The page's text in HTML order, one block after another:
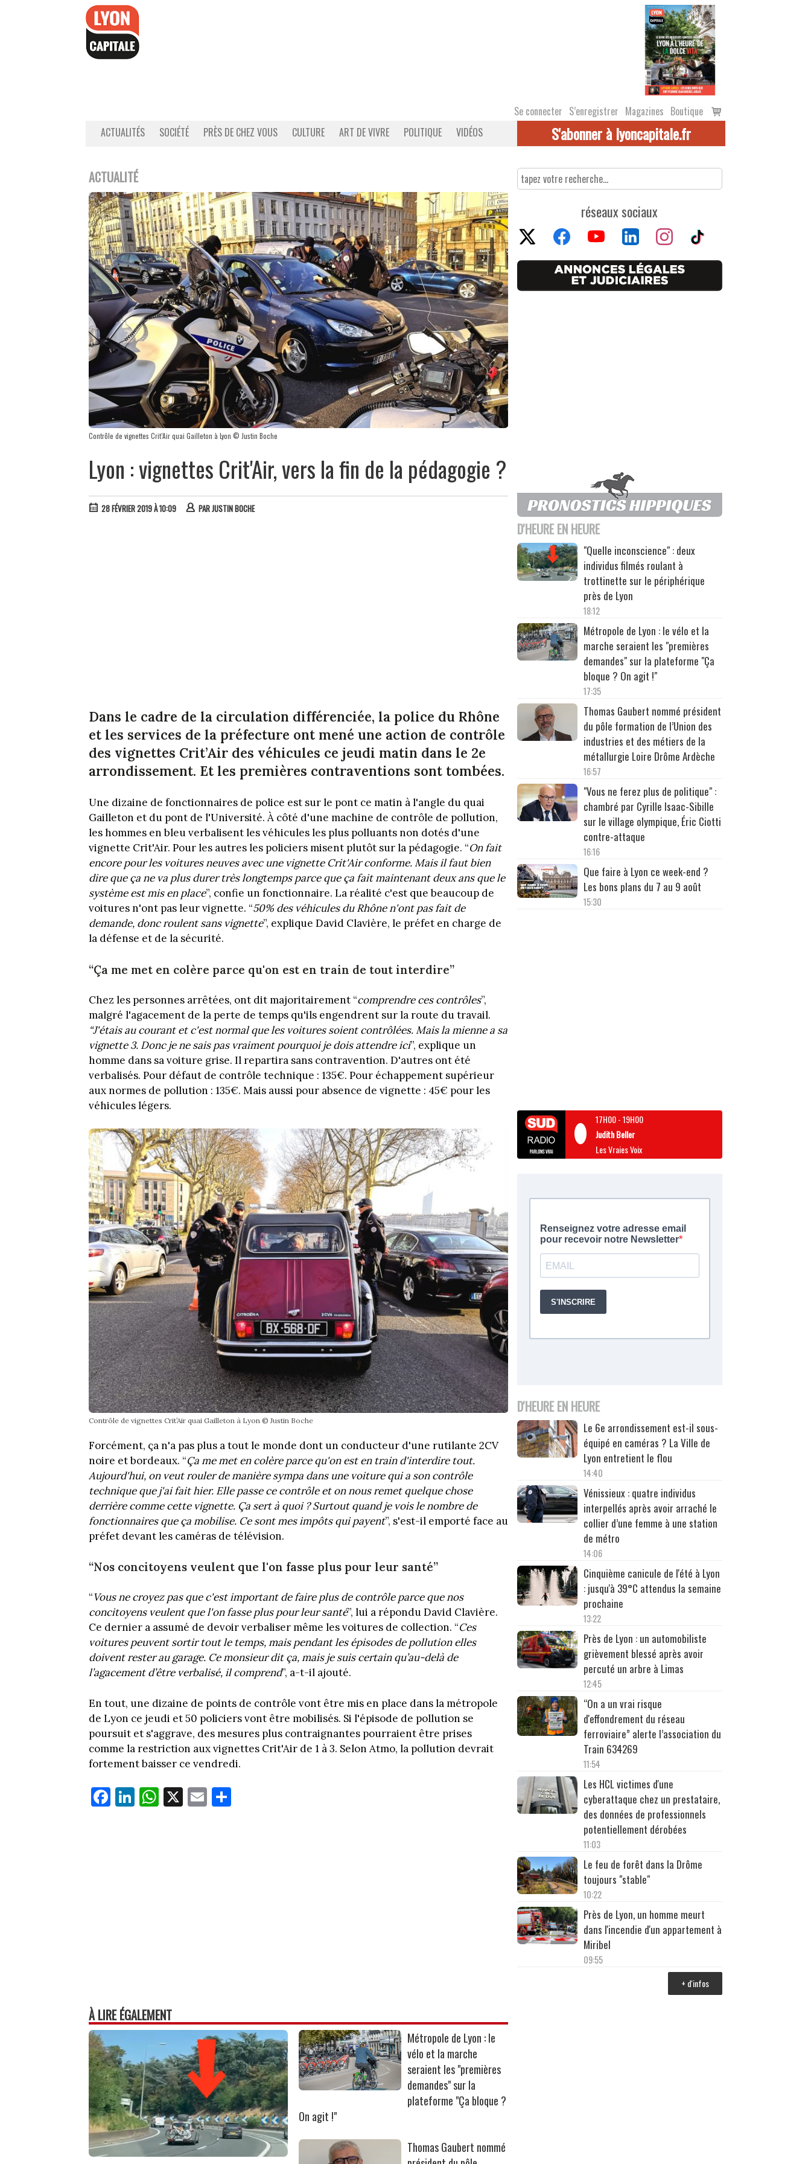
Se connecter S’enregistrer Magazines Boutique
Voir
le
ACTUALITÉS SOCIÉTÉ PRÈS DE CHEZ VOUS CULTURE ART DE VIVRE POLITIQUE VIDÉOS S'abonner à lyoncapitale.fr
ACTUALITÉ
Contrôle de vignettes Crit’Air quai Gailleton à Lyon © Justin Boche
Lyon : vignettes Crit'Air, vers la fin de la pédagogie ?
28 FÉVRIER 2019 À 10:09 PARJUSTIN BOCHE
Dans le cadre de la circulation différenciée, la police du Rhône
et les services de la préfecture ont mené une action de contrôle
des vignettes Crit’Air des véhicules ce jeudi matin dans le 2e
arrondissement. Et les premières contraventions sont tombées.
Une dizaine de fonctionnaires de police est sur le pont ce matin à l'angle du quai
Gailleton et du pont de l'Université. À côté d'une machine de contrôle de pollution,
les hommes en bleu verbalisent les véhicules les plus polluants non dotés d'une
vignette Crit'Air. Pour les autres les policiers misent plutôt sur la pédagogie. “On fait
encore pour les voitures neuves avec une vignette Crit'Air conforme. Mais il faut bien
dire que ça ne va plus durer très longtemps parce que ça fait maintenant deux ans que le
système est mis en place”, confie un fonctionnaire. La réalité c'est que beaucoup de
voitures n'ont pas leur vignette. “50% des véhicules du Rhône n'ont pas fait de
demande, donc roulent sans vignette”, explique David Clavière, le préfet en charge de
la défense et de la sécurité.
“Ça me met en colère parce qu'on est en train de tout interdire”
Chez les personnes arrêtées, ont dit majoritairement “comprendre ces contrôles”,
malgré l'agacement de la perte de temps qu'ils engendrent sur la route du travail.
“J'étais au courant et c'est normal que les voitures soient contrôlées. Mais la mienne a sa
vignette 3. Donc je ne sais pas vraiment pourquoi je dois attendre ici”, explique un
homme dans sa voiture grise. Il repartira sans contravention. D'autres ont été
verbalisés. Pour défaut de contrôle technique : 135€. Pour échappement supérieur
aux normes de pollution : 135€. Mais aussi pour absence de vignette : 45€ pour les
véhicules légers.
Contrôle de vignettes Crit’Air quai Gailleton à Lyon © Justin Boche
Forcément, ça n'a pas plus a tout le monde dont un conducteur d'une rutilante 2CV
noire et bordeaux. “Ça me met en colère parce qu'on est en train d'interdire tout.
Aujourd'hui, on veut rouler de manière sympa dans une voiture qui a son contrôle
technique que j'ai fait hier. Elle passe ce contrôle et on nous remet quelque chose
derrière comme cette vignette. Ça sert à quoi ? Surtout quand je vois le nombre de
fonctionnaires que ça mobilise. Ce sont mes impôts qui payent”, s'est-il emporté face au
préfet devant les caméras de télévision.
“Nos concitoyens veulent que l'on fasse plus pour leur santé”
“Vous ne croyez pas que c'est important de faire plus de contrôle parce que nos
concitoyens veulent que l'on fasse plus pour leur santé”, lui a répondu David Clavière.
Ce dernier a assumé de devoir verbaliser même les voitures de collection. “Ces
voitures peuvent sortir tout le temps, mais pendant les épisodes de pollution elles
doivent rester au garage. Ce monsieur dit ça, mais je suis certain qu’au-delà de
l’agacement d’être verbalisé, il comprend”, a-t-il ajouté.
En tout, une dizaine de points de contrôle vont être mis en place dans la métropole
de Lyon ce jeudi et 50 policiers vont être mobilisés. Si l'épisode de pollution se
poursuit et s'aggrave, des mesures plus contraignantes pourraient être prises
comme la restriction aux vignettes Crit'Air de 1 à 3. Selon Atmo, la pollution devrait
fortement baisser ce vendredi.
Fa
ce
Li
nk
W
ha
X E
m
À LIRE ÉGALEMENT
Métropole de Lyon : le
vélo et la marche
seraient les "premières
demandes" sur la
plateforme "Ça bloque ?
On agit !"
Thomas Gaubert nommé
réseaux sociaux
D'HEURE EN HEURE
"Quelle inconscience" : deux
individus filmés roulant à
trottinette sur le périphérique
près de Lyon
18:12
Métropole de Lyon : le vélo et la
marche seraient les "premières
demandes" sur la plateforme "Ça
bloque ? On agit !"
17:35
Thomas Gaubert nommé président
du pôle formation de l’Union des
industries et des métiers de la
métallurgie Loire Drôme Ardèche
16:57
"Vous ne ferez plus de politique" :
chambré par Cyrille Isaac-Sibille
sur le village olympique, Éric Ciotti
contre-attaque
16:16
Que faire à Lyon ce week-end ?
Les bons plans du 7 au 9 août
15:30
17H00-19H00
Judith Beller
Les Vraies Voix
D'HEURE EN HEURE
Le 6e arrondissement est-il sous-
équipé en caméras ? La Ville de
Lyon entretient le flou
14:40
Vénissieux : quatre individus
interpellés après avoir arraché le
collier d’une femme à une station
de métro
14:06
Cinquième canicule de l'été à Lyon
: jusqu'à 39°C attendus la semaine
prochaine
13:22
Près de Lyon : un automobiliste
grièvement blessé après avoir
percuté un arbre à Limas
12:45
“On a un vrai risque
d'effondrement du réseau
ferroviaire” alerte l’association du
Train 634269
11:54
Les HCL victimes d'une
cyberattaque chez un prestataire,
des données de professionnels
potentiellement dérobées
11:03
Le feu de forêt dans la Drôme
toujours "stable"
10:22
Près de Lyon, un homme meurt
dans l'incendie d'un appartement à
Miribel
09:55
+ d'infos